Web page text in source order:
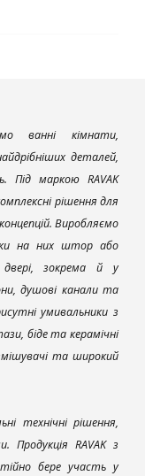
ванні кімнати,
деталей,
Під маркою RAVAK
рішення для
Виробляємо
на них штор або
зокрема й у
душові канали та
умивальники з
біде та керамічні
та широкий
технічні рішення,
Продукція RAVAK з
бере участь у